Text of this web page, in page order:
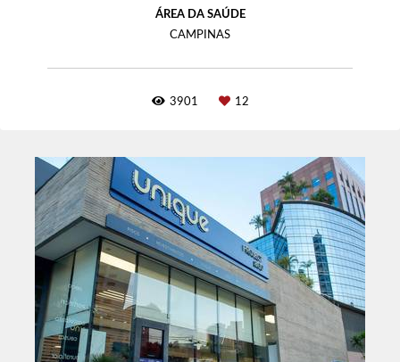
ÁREA DA SAÚDE
CAMPINAS
3901 12